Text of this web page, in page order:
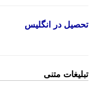
تحصیل در انگلیس
تبلیغات متنی